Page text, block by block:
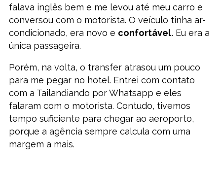
falava inglês bem e me levou até meu carro e
conversou com o motorista. O veículo tinha ar-
condicionado, era novo e confortável.Eu era a
única passageira.
Porém, na volta, o transfer atrasou um pouco
para me pegar no hotel. Entrei com contato
com a Tailandiando por Whatsapp e eles
falaram com o motorista. Contudo, tivemos
tempo suficiente para chegar ao aeroporto,
porque a agência sempre calcula com uma
margem a mais.